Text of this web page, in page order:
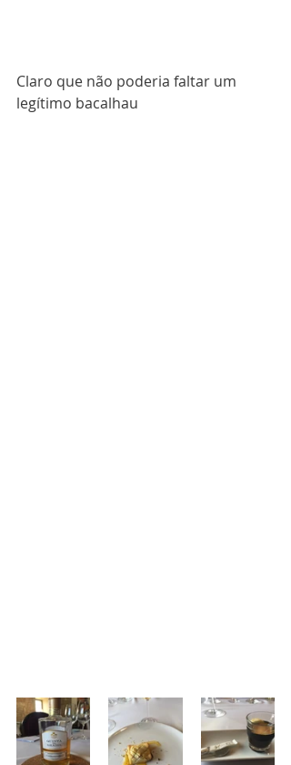
Claro que não poderia faltar um
legítimo bacalhau